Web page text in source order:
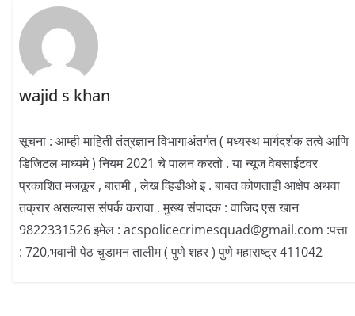
wajid s khan
सूचना : आम्ही माहिती तंत्रज्ञान विभागाअंतर्गत ( मध्यस्थ मार्गदर्शक तत्वे आणि
डिजिटल माध्यमे ) नियम 2021 चे पालन करतो . या न्यूज वेबसाईटवर
प्रकाशित मजकूर , बातमी , लेख व्हिडीओ इ . बाबत कोणताही आक्षेप अथवा
तक्रार असल्यास संपर्क करावा . मुख्य संपादक : वाजिद एस खान
9822331526 इमेल : acspolicecrimesquad@gmail.com :पत्ता
: 720,भवानी पेठ चुडामन तालीम ( पुणे शहर ) पुणे महाराष्ट्र 411042